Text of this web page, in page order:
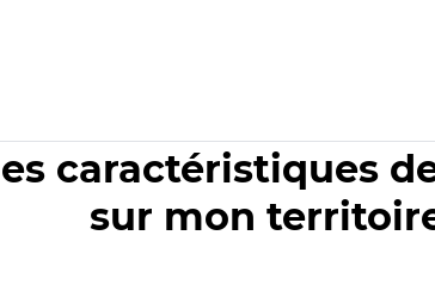
caractéristiques
sur mon